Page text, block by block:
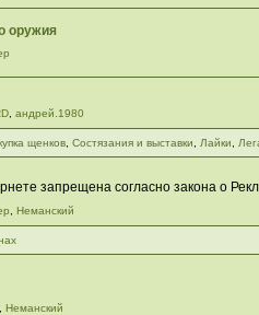
оружия
,андрей.1980
щенков, Cостязания и выставки Лайки
запрещена согласно закона о
,Неманский
,Неманский